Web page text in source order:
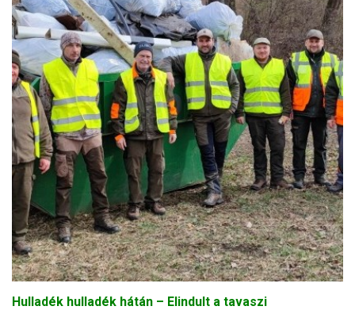
Hulladék hulladék hátán – Elindult a tavaszi